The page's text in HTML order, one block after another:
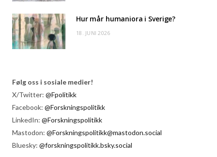
Hur mår humaniora i Sverige?
18. JUNI 2026
Følg oss i sosiale medier!
X/Twitter: @Fpolitikk
Facebook: @Forskningspolitikk
LinkedIn: @Forskningspolitikk
Mastodon: @Forskningspolitikk@mastodon.social
Bluesky: @forskningspolitikk.bsky.social